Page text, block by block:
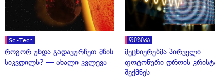
Sci-Tech
როგორ უნდა გადავურჩეთ მზის
სიკვდილს? — ახალი კვლევა
ფიზიკა
მეცნიერებმა პირველი
ფოტონური დროის
შექმნეს